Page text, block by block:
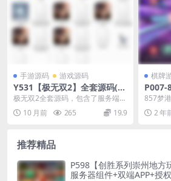
手游源码 游戏源码
Y531【极无双2】全套源码(服
务端+客户端+部署教程)
极无双2全套源码，包含了服务端源
码、客户端源码、简单的部署教
程。解压后大概300...
10 月前 265 19.9
棋牌
P007-
佳游
器原
857梦
拉霸捕
来的源
2 年
推荐精品
P598【创胜系列崇州地方
服务器组件+双端APP+授